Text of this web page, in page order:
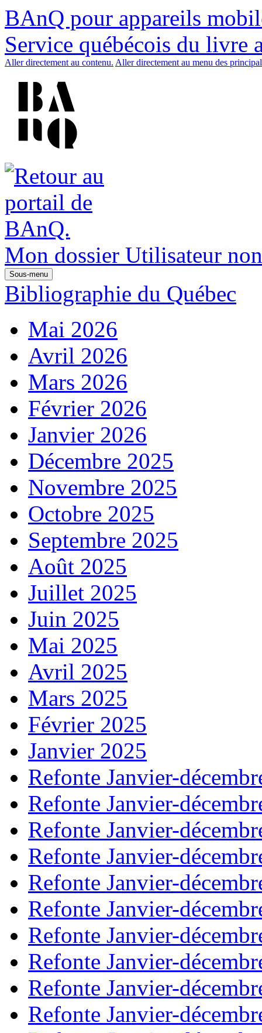
BAnQ pour appareils
Service québécois du livre
Aller directement au contenu. Aller directement au menu des
Mon dossier Utilisateur
Sous-menu
Bibliographie du Québec
Mai 2026
Avril 2026
Mars 2026
Février 2026
Janvier 2026
Décembre 2025
Novembre 2025
Octobre 2025
Septembre 2025
Août 2025
Juillet 2025
Juin 2025
Mai 2025
Avril 2025
Mars 2025
Février 2025
Janvier 2025
Refonte Janvier-
Refonte Janvier-
Refonte Janvier-
Refonte Janvier-
Refonte Janvier-
Refonte Janvier-
Refonte Janvier-
Refonte Janvier-
Refonte Janvier-
Refonte Janvier-